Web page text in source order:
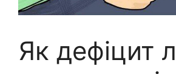
Як дефіцит